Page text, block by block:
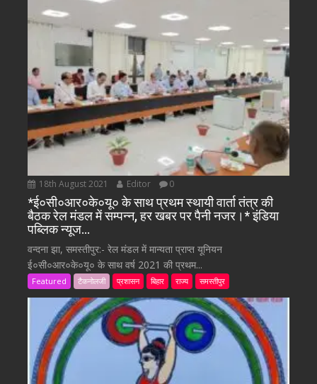
18th August 2021 Editor 0
*ई०सी०आर०के०यू० के साथ प्रथम स्थायी वार्ता तंत्र की
बैठक रेल मंडल में सम्पन्न, हर खबर पर पैनी नजर।* इंडिया
पब्लिक न्यूज…
वन्दना झा, समस्तीपुर:- रेल मंडल में मान्यता प्राप्त यूनियन
ई०सी०आर०के०यू० के साथ वर्ष 2021 की प्रथम...
Featured टैकनोलजी प्रशासन बिहार राज्य समस्तीपुर